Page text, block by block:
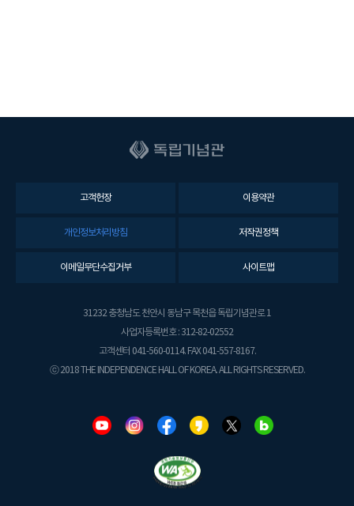
고객헌장 이용약관
개인정보처리방침 저작권정책
이메일무단수집거부 사이트맵
31232 충청남도 천안시 동남구 목천읍 독립기념관로 1
사업자등록번호 : 312-82-02552
고객센터 041-560-0114. FAX 041-557-8167.
ⓒ 2018 THE INDEPENDENCE HALL OF KOREA. ALL RIGHTS RESERVED.